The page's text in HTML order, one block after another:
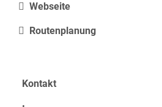
Webseite
Routenplanung
Kontakt